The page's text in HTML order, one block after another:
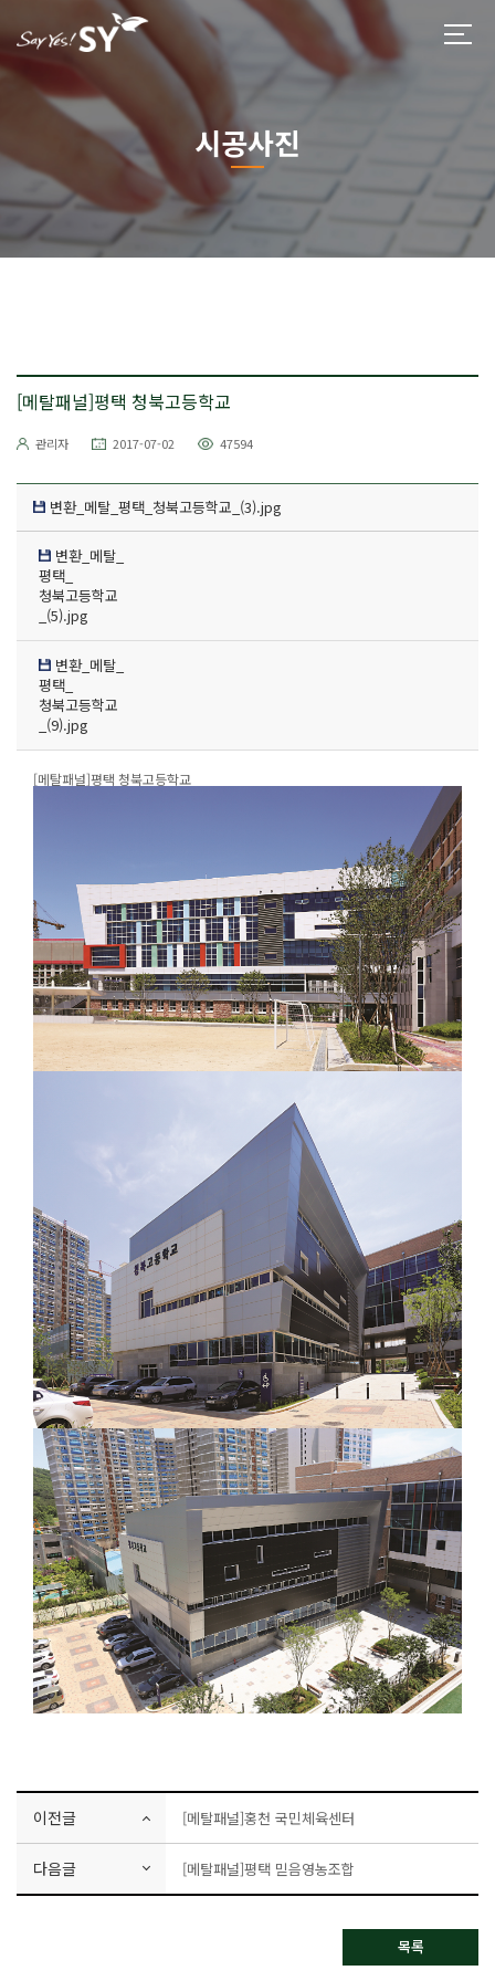
시공사진
[메탈패널]평택 청북고등학교
관리자 2017-07-02 47594
변환_메탈_평택_청북고등학교_(3).jpg
변환_메탈_
평택_
청북고등학교
_(5).jpg
변환_메탈_
평택_
청북고등학교
_(9).jpg
[메탈패널]평택 청북고등학교
이전글 [메탈패널]홍천 국민체육센터
다음글 [메탈패널]평택 믿음영농조합
목록